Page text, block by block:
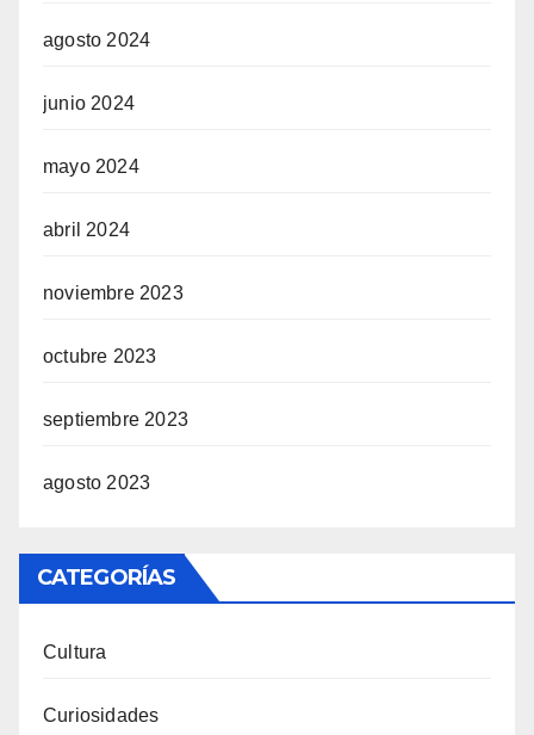
agosto 2024
junio 2024
mayo 2024
abril 2024
noviembre 2023
octubre 2023
septiembre 2023
agosto 2023
CATEGORÍAS
Cultura
Curiosidades